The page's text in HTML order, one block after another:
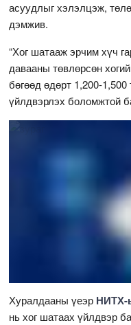
асуудлыг хэлэлцэж,
дэмжив.
“Хог шатааж эрчим хүч
давааны төвлөрсөн
бөгөөд өдөрт 1,200-
үйлдвэрлэх боломжтой
Хуралдааны үеэр НИТХ-
нь хог шатаах үйлдвэр